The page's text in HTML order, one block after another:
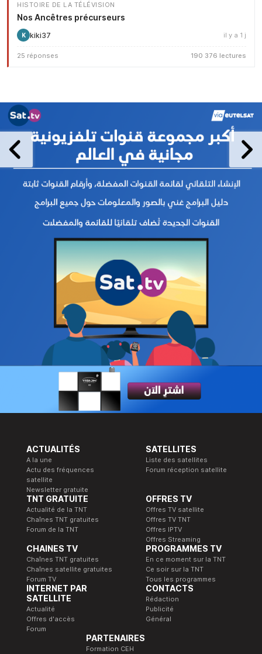
HISTOIRE DE LA TÉLÉVISION
Nos Ancêtres précurseurs
K kiki37 il y a 1 j
25 réponses 190 376 lectures
ACTUALITÉS
A la une
Actu des fréquences
satellite
Newsletter gratuite
SATELLITES
Liste des satellites
Forum réception satellite
TNT GRATUITE
Actualité de la TNT
Chaînes TNT gratuites
Forum de la TNT
OFFRES TV
Offres TV satellite
Offres TV TNT
Offres IPTV
Offres Streaming
CHAINES TV
Chaînes TNT gratuites
Chaînes satellite gratuites
Forum TV
PROGRAMMES TV
En ce moment sur la TNT
Ce soir sur la TNT
Tous les programmes
INTERNET PAR
SATELLITE
Actualité
Offres d'accès
Forum
CONTACTS
Rédaction
Publicité
Général
PARTENAIRES
Formation CEH